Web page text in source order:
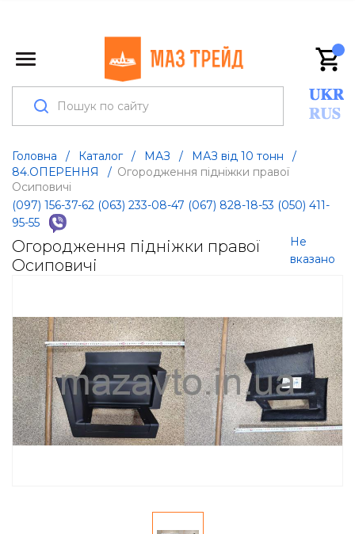
Головна / Каталог / МАЗ / МАЗ від 10 тонн
/
84.ОПЕРЕННЯ
/ Огородження підніжки правої
Осиповичі
(097) 156-37-62 (063) 233-08-47 (067) 828-18-53 (050) 411-
95-55
Огородження підніжки правої
Осиповичі
Не
вказано